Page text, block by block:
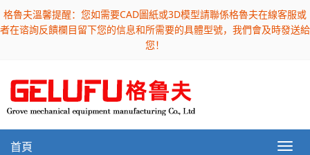
格魯夫溫馨提醒：您如需要CAD圖紙或3D模型請聯係格魯夫在線客服或
者在谘詢反饋欄目留下您的信息和所需要的具體型號，我們會及時發送給
您！
首頁